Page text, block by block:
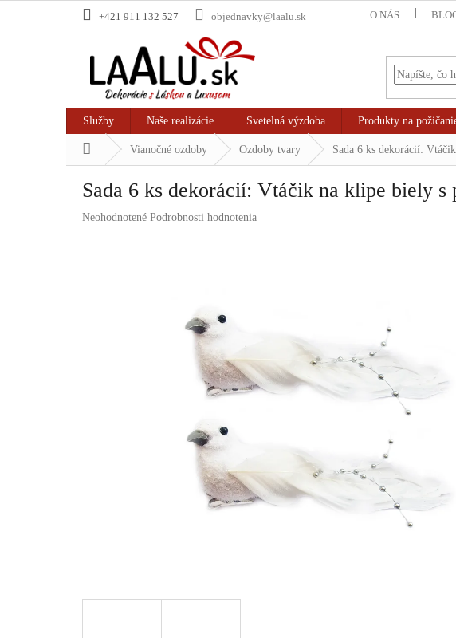
+421 911 132 527 objednavky@laalu.sk O NÁS
Služby Naše realizácie Svetelná výzdoba Produkty na
DomovVianočné ozdoby Ozdoby tvary Sada 6 ks dekorácií:
Sada 6 ks dekorácií: Vtáčik na klipe biely
Priemerné
Neohodnotené Podrobnosti hodnotenia